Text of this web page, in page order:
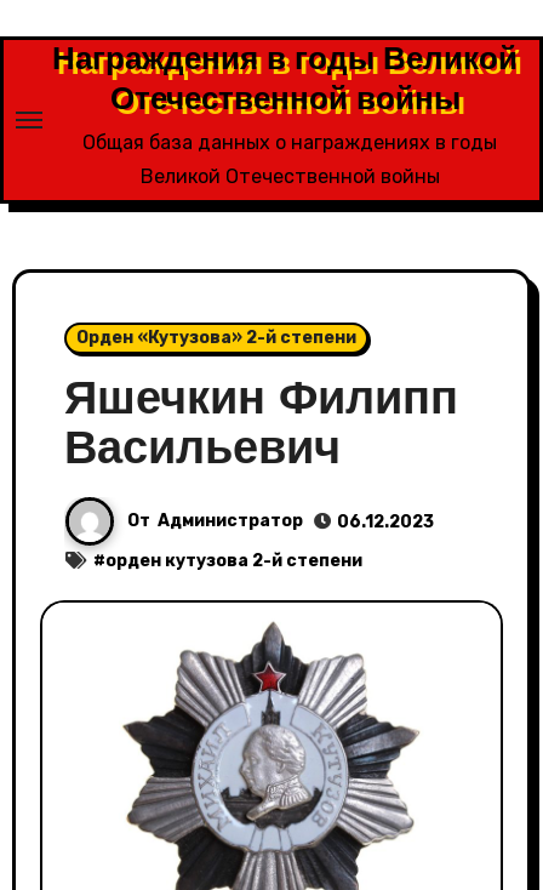
содержимому
Награждения в годы Великой
Отечественной войны
Общая база данных о награждениях в годы
Великой Отечественной войны
Орден «Кутузова» 2-й степени
Яшечкин Филипп
Васильевич
От Администратор
06.12.2023
#орден кутузова 2-й степени